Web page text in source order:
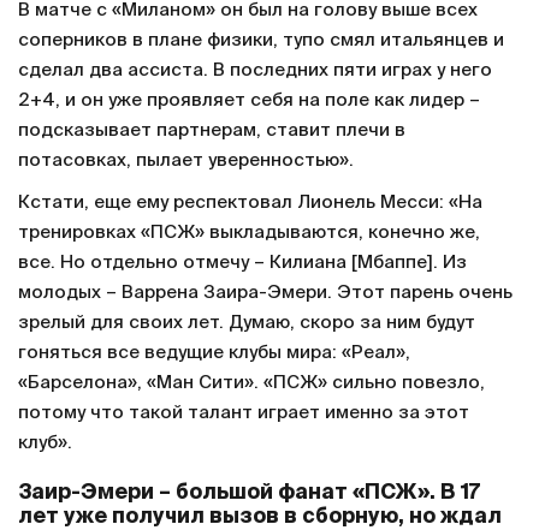
В матче с «Миланом» он был на голову выше всех
соперников в плане физики, тупо смял итальянцев и
сделал два ассиста. В последних пяти играх у него
2+4, и он уже проявляет себя на поле как лидер –
подсказывает партнерам, ставит плечи в
потасовках, пылает уверенностью».
Кстати, еще ему респектовал Лионель Месси: «На
тренировках «ПСЖ» выкладываются, конечно же,
все. Но отдельно отмечу – Килиана [Мбаппе]. Из
молодых – Варрена Заира-Эмери. Этот парень очень
зрелый для своих лет. Думаю, скоро за ним будут
гоняться все ведущие клубы мира: «Реал»,
«Барселона», «Ман Сити». «ПСЖ» сильно повезло,
потому что такой талант играет именно за этот
клуб».
Заир-Эмери – большой фанат «ПСЖ». В 17
лет уже получил вызов в сборную, но ждал